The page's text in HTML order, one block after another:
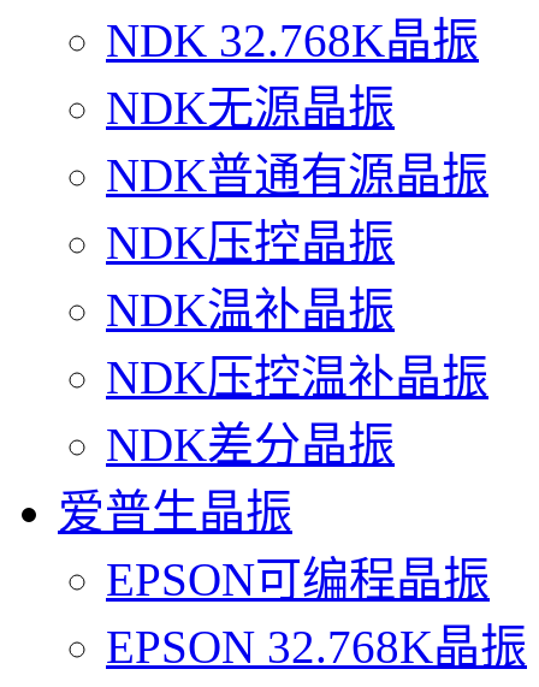
NDK 32.768K晶振
NDK无源晶振
NDK普通有源晶振
NDK压控晶振
NDK温补晶振
NDK压控温补晶振
NDK差分晶振
爱普生晶振
EPSON可编程晶振
EPSON 32.768K晶振